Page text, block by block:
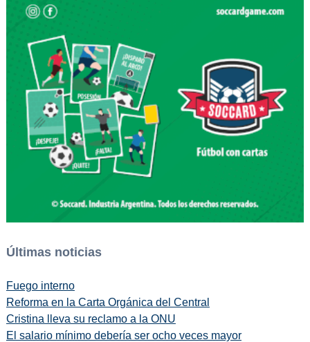
Últimas noticias
Fuego interno
Reforma en la Carta Orgánica del Central
Cristina lleva su reclamo a la ONU
El salario mínimo debería ser ocho veces mayor